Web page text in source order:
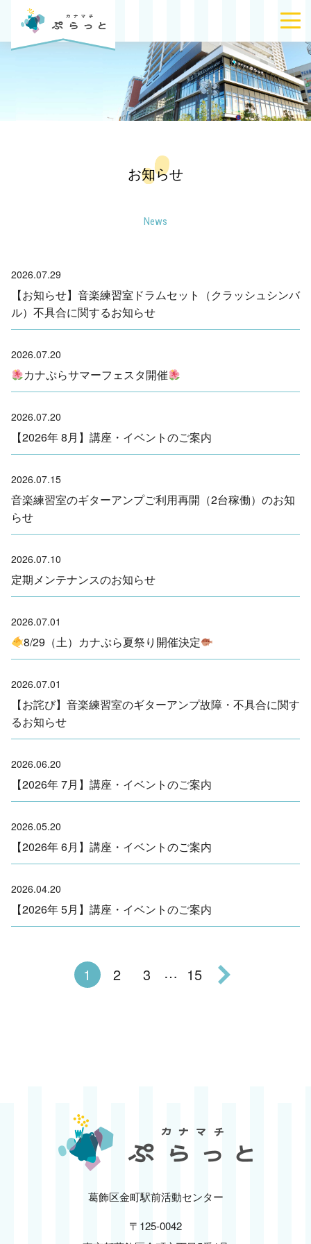
お知らせ
News
2026.07.29
【お知らせ】 音楽練習室ドラムセット（クラッシュシンバ
ル）不具合に関するお知らせ
2026.07.20
カナぷらサマーフェスタ開催
2026.07.20
【2026年 8月】講座・イベントのご案内
2026.07.15
音楽練習室のギターアンプご利用再開（2台稼働）のお知
らせ
2026.07.10
定期メンテナンスのお知らせ
2026.07.01
8/29（土）カナぷら夏祭り開催決定
2026.07.01
【お詫び】 音楽練習室のギターアンプ故障・不具合に関す
るお知らせ
2026.06.20
【2026年 7月】講座・イベントのご案内
2026.05.20
【2026年 6月】講座・イベントのご案内
2026.04.20
【2026年 5月】講座・イベントのご案内
1 2 3 … 15
葛飾区金町駅前活動センター
〒125-0042